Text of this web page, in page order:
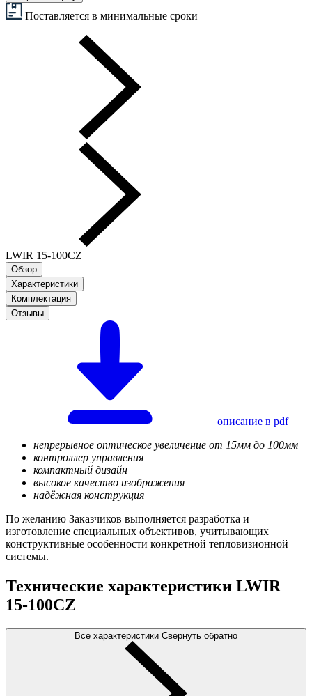
Поставляется в минимальные сроки
LWIR 15-100CZ
Обзор
Характеристики
Комплектация
Отзывы
описание в pdf
непрерывное оптическое увеличение от 15мм до 100мм
контроллер управления
компактный дизайн
высокое качество изображения
надёжная конструкция
По желанию Заказчиков выполняется разработка и
изготовление специальных объективов, учитывающих
конструктивные особенности конкретной тепловизионной
системы.
Технические характеристики LWIR
15-100CZ
Все характеристики Свернуть обратно